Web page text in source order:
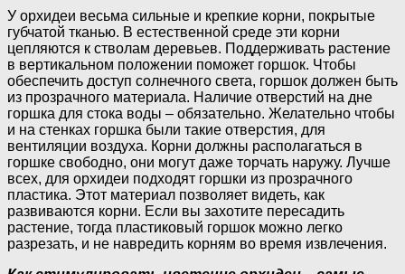
У орхидеи весьма сильные и крепкие корни, покрытые
губчатой тканью. В естественной среде эти корни
цепляются к стволам деревьев. Поддерживать растение
в вертикальном положении поможет горшок. Чтобы
обеспечить доступ солнечного света, горшок должен быть
из прозрачного материала. Наличие отверстий на дне
горшка для стока воды – обязательно. Желательно чтобы
и на стенках горшка были такие отверстия, для
вентиляции воздуха. Корни должны располагаться в
горшке свободно, они могут даже торчать наружу. Лучше
всех, для орхидеи подходят горшки из прозрачного
пластика. Этот материал позволяет видеть, как
развиваются корни. Если вы захотите пересадить
растение, тогда пластиковый горшок можно легко
разрезать, и не навредить корням во время извлечения.